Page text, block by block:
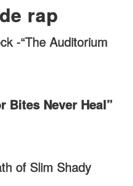
rap
-“The Auditorium
Bites Never Heal”
of Slim Shady